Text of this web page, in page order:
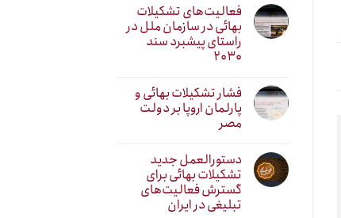
فعالیت‌های تشکیلات
بهائی در سازمان ملل در
راستای پیشبرد سند
۲۰۳۰
فشار تشکیلات بهائی و
پارلمان اروپا بر دولت
مصر
دستورالعمل جدید
تشکیلات بهائی برای
گسترش فعالیت‌های
تبلیغی در ایران